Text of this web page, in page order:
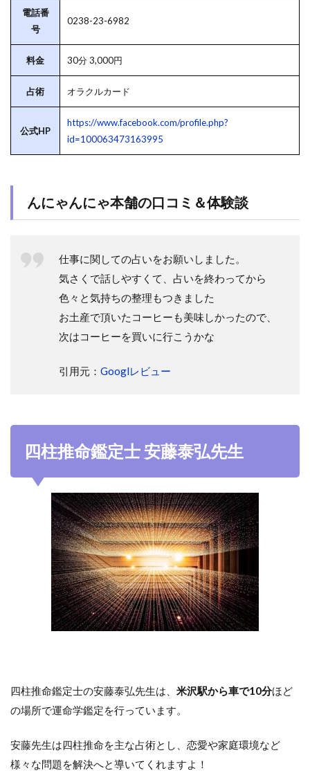
電話番
号
0238-23-6982
料金 30分 3,000円
占術 オラクルカード
公式HP
https://www.facebook.com/profile.php?
id=100063473163995
んにゃんにゃ本舗の口コミ＆体験談
仕事に関しての占いをお願いしました。
気さくで話しやすくて、占いを終わってから
色々と気持ちの整理もつきました
お土産で頂いたコーヒーも美味しかったので、
次はコーヒーを買いに行こうかな
引用元： Googlレビュー
四柱推命鑑定士 安藤泰弘先生
四柱推命鑑定士の安藤泰弘先生は、 米沢駅から車で10分ほど
の場所で運命学鑑定を行っています。
安藤先生は四柱推命を主な占術とし、恋愛や家庭環境など
様々な問題を解決へと導いてくれますよ！